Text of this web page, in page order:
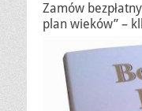
Zamów
plan wieków” –